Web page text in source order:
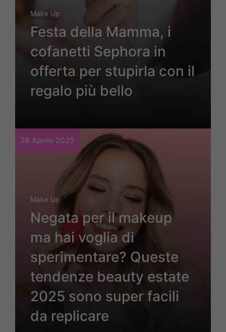
Make Up
Festa della Mamma, i
cofanetti Sephora in
offerta per stupirla con il
regalo più bello
29 Aprile 2025
Make Up
Negata per il makeup
ma hai voglia di
sperimentare? Queste
tendenze beauty estate
2025 sono super facili
da replicare